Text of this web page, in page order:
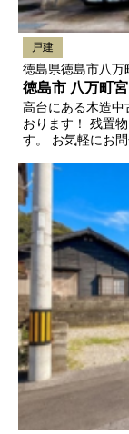
戸建
徳島県徳島市八万
徳島市 八万町宮
高台にある木造中
おります！ 残置
す。 お気軽にお